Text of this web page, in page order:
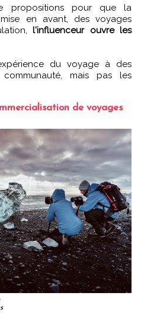
propositions pour que la
en avant, des voyages
l'influenceur ouvre les
du voyage à des
mais pas les
de voyages